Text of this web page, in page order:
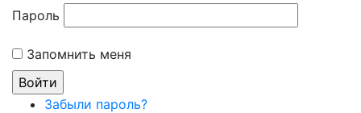
Пароль
Запомнить меня
Забыли пароль?